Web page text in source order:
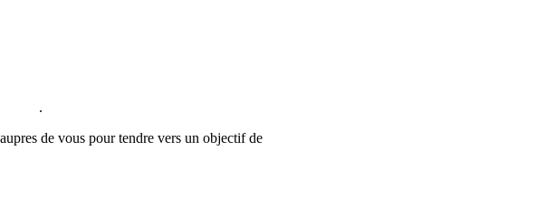
.
de vous pour tendre vers un objectif de